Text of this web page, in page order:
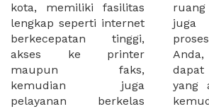
kota, memiliki fasilitas
lengkap seperti internet
berkecepatan tinggi,
akses ke printer
maupun faks,
kemudian juga
pelayanan berkelas
ruang kantor XWORK
juga mempermudah
proses sewa kantor
Anda, karena anda
dapat memilih kantor
yang akan anda sewa,
kemudian Anda dapat